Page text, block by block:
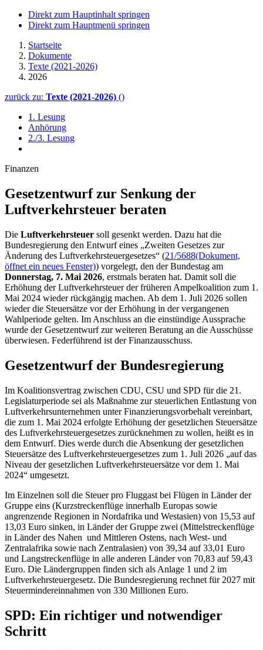
Direkt zum Hauptinhalt springen
Direkt zum Hauptmenü springen
Startseite
Dokumente
Texte (2021-2026)
2026
zurück zu: Texte (2021-2026) ()
1. Lesung
Anhörung
2./3. Lesung
Finanzen
Gesetzentwurf zur Senkung der
Luftverkehrsteuer beraten
Die Luftverkehrsteuer soll gesenkt werden. Dazu hat die
Bundesregierung den Entwurf eines „Zweiten Gesetzes zur
Änderung des Luftverkehrsteuergesetzes“ (21/5688(Dokument,
öffnet ein neues Fenster)) vorgelegt, den der Bundestag am
Donnerstag, 7. Mai 2026, erstmals beraten hat. Damit soll die
Erhöhung der Luftverkehrsteuer der früheren Ampelkoalition zum 1.
Mai 2024 wieder rückgängig machen. Ab dem 1. Juli 2026 sollen
wieder die Steuersätze vor der Erhöhung in der vergangenen
Wahlperiode gelten. Im Anschluss an die einstündige Aussprache
wurde der Gesetzentwurf zur weiteren Beratung an die Ausschüsse
überwiesen. Federführend ist der Finanzausschuss.
Gesetzentwurf der Bundesregierung
Im Koalitionsvertrag zwischen CDU, CSU und SPD für die 21.
Legislaturperiode sei als Maßnahme zur steuerlichen Entlastung von
Luftverkehrsunternehmen unter Finanzierungsvorbehalt vereinbart,
die zum 1. Mai 2024 erfolgte Erhöhung der gesetzlichen Steuersätze
des Luftverkehrsteuergesetzes zurücknehmen zu wollen, heißt es in
dem Entwurf. Dies werde durch die Absenkung der gesetzlichen
Steuersätze des Luftverkehrsteuergesetzes zum 1. Juli 2026 „auf das
Niveau der gesetzlichen Luftverkehrsteuersätze vor dem 1. Mai
2024“ umgesetzt.
Im Einzelnen soll die Steuer pro Fluggast bei Flügen in Länder der
Gruppe eins (Kurzstreckenflüge innerhalb Europas sowie
angrenzende Regionen in Nordafrika und Westasien) von 15,53 auf
13,03 Euro sinken, in Länder der Gruppe zwei (Mittelstreckenflüge
in Länder des Nahen und Mittleren Ostens, nach West- und
Zentralafrika sowie nach Zentralasien) von 39,34 auf 33,01 Euro
und Langstreckenflüge in alle anderen Länder von 70,83 auf 59,43
Euro. Die Ländergruppen finden sich als Anlage 1 und 2 im
Luftverkehrsteuergesetz. Die Bundesregierung rechnet für 2027 mit
Steuermindereinnahmen von 330 Millionen Euro.
SPD: Ein richtiger und notwendiger
Schritt